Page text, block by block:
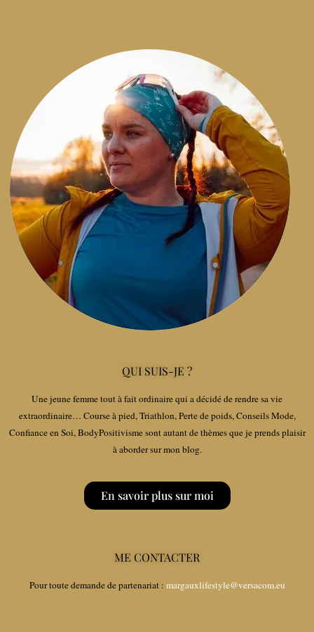
QUI SUIS-JE ?
Une jeune femme tout à fait ordinaire qui a décidé de rendre sa vie
extraordinaire… Course à pied, Triathlon, Perte de poids, Conseils Mode,
Confiance en Soi, BodyPositivisme sont autant de thèmes que je prends plaisir
à aborder sur mon blog.
En savoir plus sur moi
ME CONTACTER
Pour toute demande de partenariat : margauxlifestyle@versacom.eu